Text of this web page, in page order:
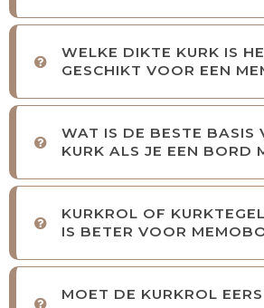
WELKE DIKTE KURK IS
GESCHIKT VOOR EEN
WAT IS DE BESTE BASIS
KURK ALS JE EEN BORD
KURKROL OF
IS BETER VOOR
MOET DE KURKROL